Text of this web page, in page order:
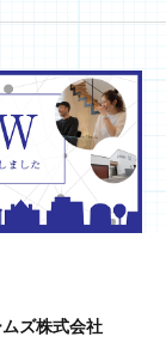
ズ株式会社